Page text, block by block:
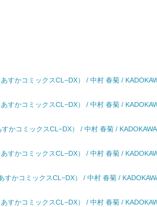
すかコミックスCL−DX） / 中村 春菊 /
すかコミックスCL−DX） / 中村 春菊 /
かコミックスCL−DX） / 中村 春菊 /
すかコミックスCL−DX） / 中村 春菊 /
かコミックスCL−DX） / 中村 春菊 /
すかコミックスCL−DX） / 中村 春菊 /